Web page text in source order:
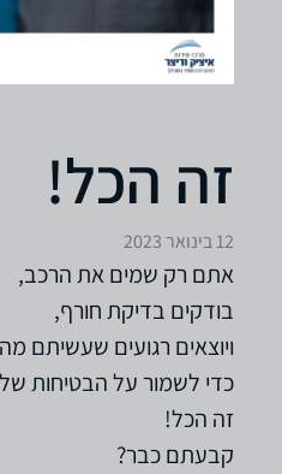
זה הכל!
12 בינואר 2023
אתם רק שמים את הרכב,
בודקים בדיקת חורף,
ויוצאים רגועים שעשיתם
כדי לשמור על הבטיחות
זה הכל!
קבעתם כבר?